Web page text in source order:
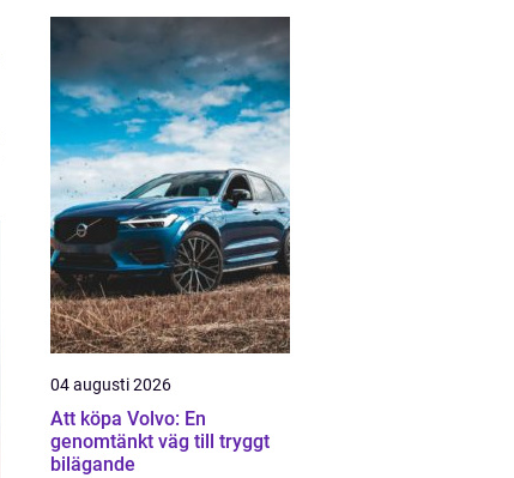
04 augusti 2026
Att köpa Volvo: En
genomtänkt väg till tryggt
bilägande